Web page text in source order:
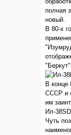
полная
новый.
В 80-х
В конце
СССР и
им
Ил-
Чуть